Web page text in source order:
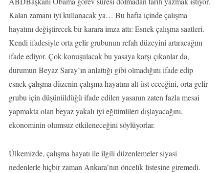
Kalan zamanı iyi kullanacak ya… Bu hafta içinde çalışma
hayatını değiştirecek bir karara imza attı: Esnek çalışma saatleri.
Kendi ifadesiyle orta gelir grubunun refah düzeyini artıracağını
ifade ediyor. Çok konuşulacak bu yasaya karşı çıkanlar da,
durumun Beyaz Saray’ın anlattığı gibi olmadığını ifade edip
esnek çalışma düzenin çalışma hayatını alt üst eeceğini, orta gelir
grubu için düşünüldüğü ifade edilen yasanın zaten fazla mesai
yapmakta olan beyaz yakalı iyi eğitimlileri dışlayacağını,
ekonominin olumsuz etkileneceğini söylüyorlar.
Ülkemizde, çalışma hayatı ile ilgili düzenlemeler siyasi
nedenlerle hiçbir zaman Ankara’nın öncelik listesine giremedi.